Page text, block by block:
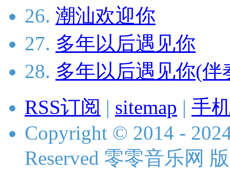
26. 潮汕欢迎你
27. 多年以后遇见你
28. 多年以后遇见你(伴
RSS订阅 | sitemap | 手
Copyright © 2014 -
Reserved 零零音乐网